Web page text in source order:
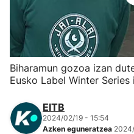
Kirolak 360
Atletismoa
Kirol gehiago
Biharamun gozoa izan
Eusko Label Winter
EITB
2024/02/19 - 15:54
Azken eguneratzea